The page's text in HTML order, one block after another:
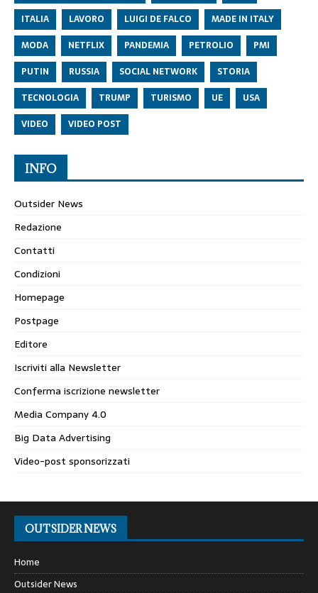
ITALIA
LAVORO LUIGI DE FALCO
MADE IN ITALY
MODA
NETFLIX PANDEMIA PETROLIO
PMI
PUTIN
RUSSIA SOCIAL NETWORK
STORIA
TECNOLOGIA
TRUMP TURISMO UE
USA
VIDEO
VIDEO POST
INFO
Outsider News
Redazione
Contatti
Condizioni
Homepage
Postpage
Editore
Iscriviti alla Newsletter
Conferma iscrizione newsletter
Media Company 4.0
Big Data Advertising
Video-post sponsorizzati
OUTSIDER NEWS
Home
Outsider News